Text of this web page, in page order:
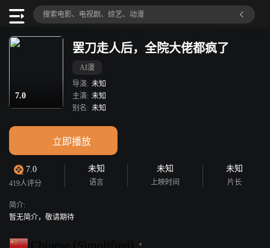
7.0
罢刀走人后，全院大佬都疯了
AI漫
导演: 未知
主演: 未知
别名: 未知
立即播放
7.0
419人评分
未知
语言
未知
上映时间
未知
片长
简介:
暂无简介，敬请期待
▼